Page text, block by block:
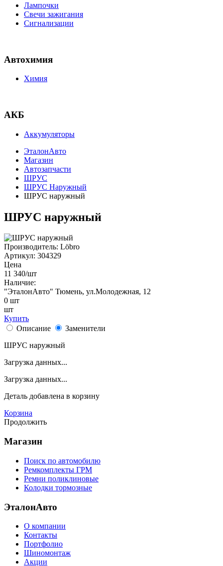
Лампочки
Свечи зажигания
Сигнализации
Автохимия
Химия
АКБ
Аккумуляторы
ЭталонАвто
Магазин
Автозапчасти
ШРУС
ШРУС Наружный
ШРУС наружный
ШРУС наружный
Производитель: Löbro
Артикул: 304329
Цена
11 340/шт
Наличие:
"ЭталонАвто" Тюмень, ул.Молодежная, 12
0 шт
шт
Купить
Описание
Заменители
ШРУС наружный
Загрузка данных...
Загрузка данных...
Деталь добавлена в корзину
Корзина
Продолжить
Магазин
Поиск по автомобилю
Ремкомплекты ГРМ
Ремни поликлиновые
Колодки тормозные
ЭталонАвто
О компании
Контакты
Портфолио
Шиномонтаж
Акции